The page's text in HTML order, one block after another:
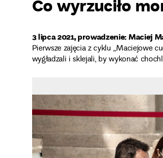
Co wyrzuciło
3 lipca 2021, prowadzenie: Maciej
Pierwsze zajęcia z cyklu „Maciejowe
wygładzali i sklejali, by wykonać